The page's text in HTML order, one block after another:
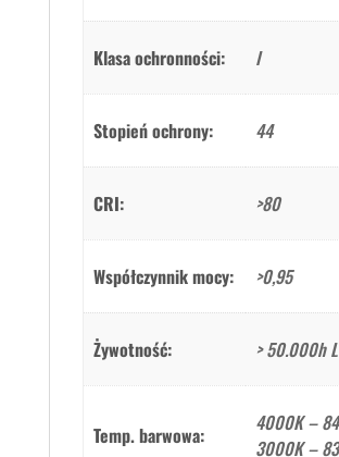
Klasa ochronności: I
Stopień ochrony: 44
CRI: >80
Współczynnik mocy: >0,95
Żywotność: > 50.000h
Temp. barwowa:
4000K –
3000K –